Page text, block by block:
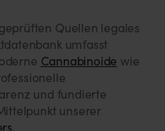
Quellen legales
umfasst
Cannabinoide wie
und fundierte
unserer
.